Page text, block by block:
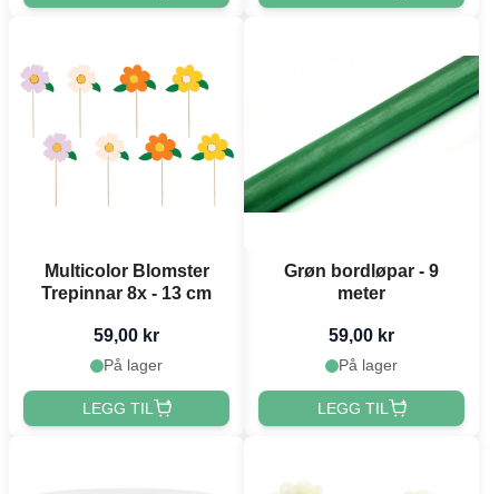
Multicolor Blomster
Trepinnar 8x - 13 cm
59,00 kr
På lager
LEGG TIL
Grøn bordløpar - 9
meter
59,00 kr
På lager
LEGG TIL